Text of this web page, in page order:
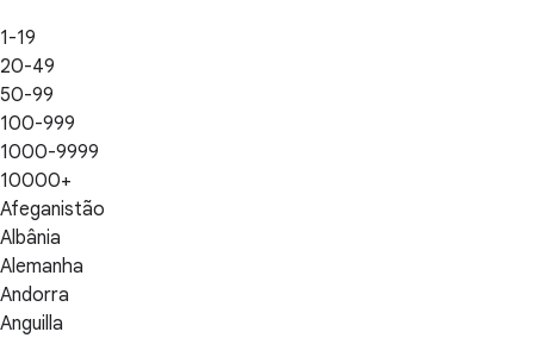
1-19
20-49
50-99
100-999
1000-9999
10000+
Afeganistão
Albânia
Alemanha
Andorra
Anguilla